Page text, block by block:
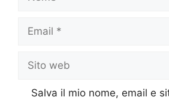
Email
Sito
web
Salva il mio nome, email e